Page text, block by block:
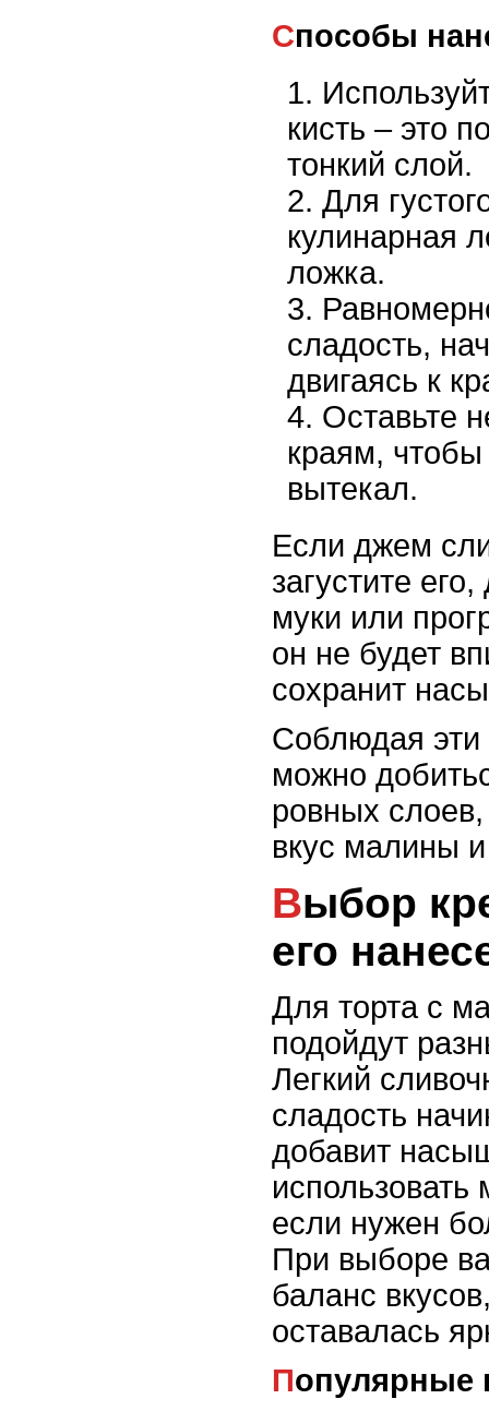
Способы
кисть – это
тонкий слой.
Для
кулинарная
ложка.
сладость,
двигаясь к
Оставьте
краям, чтобы
вытекал.
Если джем
загустите
муки или
он не будет
сохранит
Соблюдая
можно
ровных
вкус малины
Выбор крема и способы
его
Для торта с
подойдут
Легкий
сладость
добавит
если нужен
При выборе
баланс
оставалась